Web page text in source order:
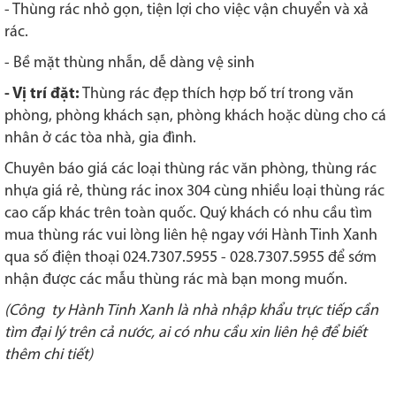
- Thùng rác nhỏ gọn, tiện lợi cho việc vận chuyển và xả
rác.
- Bề mặt thùng nhẵn, dễ dàng vệ sinh
- Vị trí đặt: Thùng rác đẹp thích hợp bố trí trong văn
phòng, phòng khách sạn, phòng khách hoặc dùng cho cá
nhân ở các tòa nhà, gia đình.
Chuyên báo giá các loại thùng rác văn phòng, thùng rác
nhựa giá rẻ, thùng rác inox 304 cùng nhiều loại thùng rác
cao cấp khác trên toàn quốc. Quý khách có nhu cầu tìm
mua thùng rác vui lòng liên hệ ngay với Hành Tinh Xanh
qua số điện thoại 024.7307.5955 - 028.7307.5955 để sớm
nhận được các mẫu thùng rác mà bạn mong muốn.
(Công ty Hành Tinh Xanh là nhà nhập khẩu trực tiếp cần
tìm đại lý trên cả nước, ai có nhu cầu xin liên hệ để biết
thêm chi tiết)